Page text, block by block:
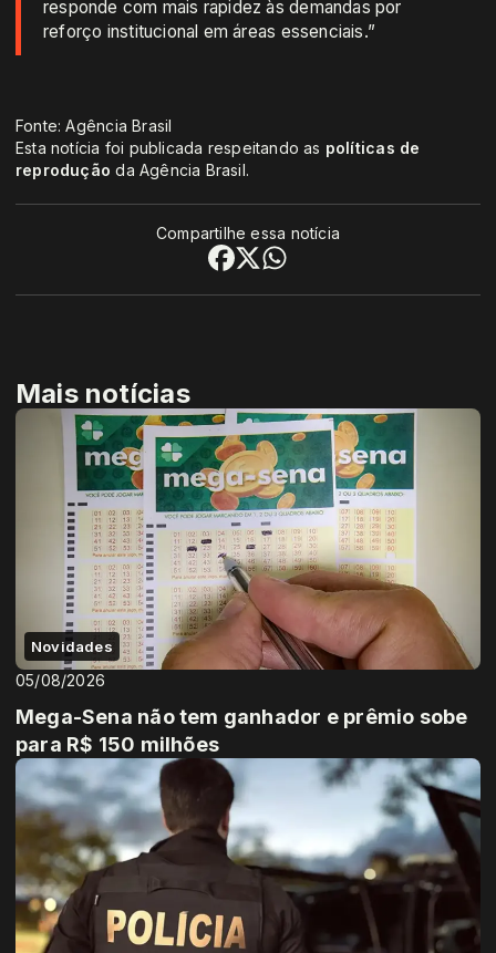
responde com mais rapidez às demandas por
reforço institucional em áreas essenciais.”
Fonte: Agência Brasil
Esta notícia foi publicada respeitando as políticas de
reprodução da Agência Brasil.
Compartilhe essa notícia
Mais notícias
Novidades
05/08/2026
Mega-Sena não tem ganhador e prêmio sobe
para R$ 150 milhões